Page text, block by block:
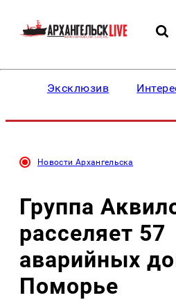
Эксклюзив
Новости Архангельска
Группа
расселяет 57
аварийных
Поморье